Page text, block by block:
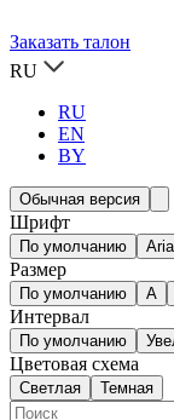
Заказать талон
RU
RU
EN
BY
Обычная версия
Шрифт
По умолчанию Arial
Размер
По умолчанию A
Интервал
По умолчанию
Цветовая схема
Светлая Темная